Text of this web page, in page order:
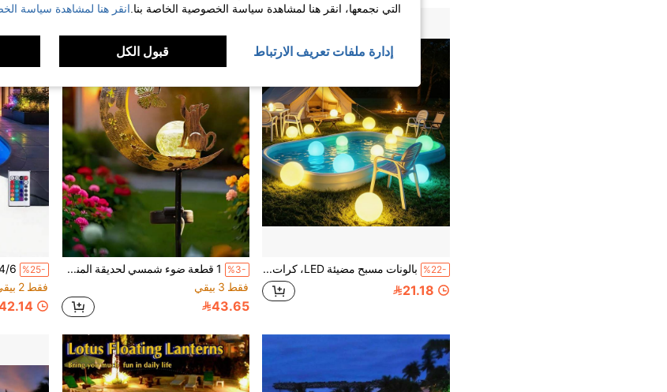
%22- بالونات مسبح مضيئة LED، كرات شاطئ قابلة للنفخ ب- 16 لون مع تحكم عن بعد، كرات مائية مضيئة، ديكور حفلات المسبح الصيفية والترفيه الخارجي، إضاءة ليلية إبداعية، ديكور قابل للنفخ، مناسب للشاطئ والعشب والفناء
21.18
%3-
1 قطعة ضوء شمسي لحديقة المنزل بتصميم بصمة قط وفراشة وقمر، مصباح حديقة شمسي مقاوم للماء بتصميم القمر، مناسب للقبر والشرفة والحديقة والممر والديكور، هدية عيد الأم وعيد الجدة
فقط 3 بيقي
43.65
%25-
فقط 2 بيقي
التي نجمعها، انقر هنا لمشاهدة سياسة الخصوصية الخاصة بنا. انقر هنا لمشاهدة سياسة
إدارة ملفات تعريف الارتباط قبول الكل